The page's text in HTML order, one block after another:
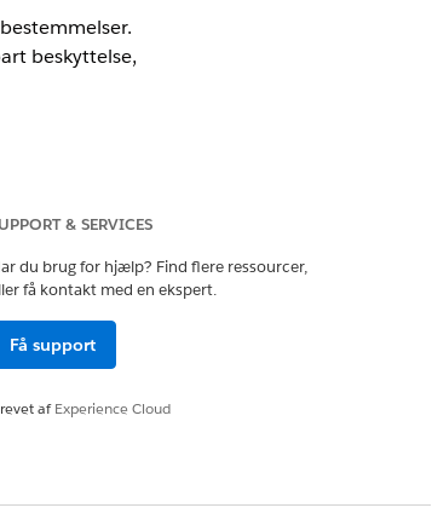
beskyttelse,
politikker,
og hvordan
så dine
& SERVICES
du brug for hjælp? Find flere ressourcer,
få kontakt med en ekspert.
Få support
afExperience Cloud